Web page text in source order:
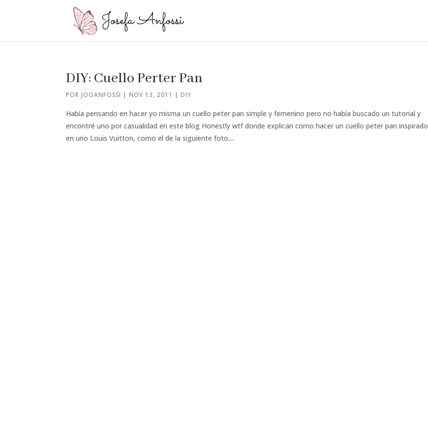
DIY: Cuello Perter Pan
POR JOOANFOSSI | NOV 13, 2011 | DIY
Había pensando en hacer yo misma un cuello peter pan simple y femenino pero no había buscado un tutorial y
encontré uno por casualidad en este blog Honestly wtf donde explican como hacer un cuello peter pan inspirado
en uno Louis Vuitton, como el de la siguiente foto....